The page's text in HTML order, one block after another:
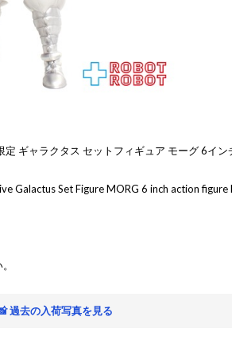
定 ギャラクタス セットフィギュア モーグ 6イン
Galactus Set Figure MORG 6 inch action figure
過去の入荷写真を見る